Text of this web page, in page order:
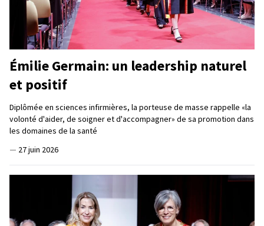
Émilie Germain: un leadership naturel
et positif
Diplômée en sciences infirmières, la porteuse de masse rappelle «la
volonté d'aider, de soigner et d'accompagner» de sa promotion dans
les domaines de la santé
— 27 juin 2026